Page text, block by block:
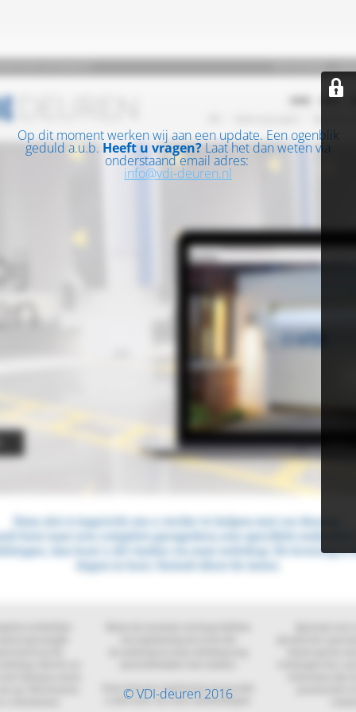
Op dit moment werken wij aan een update. Een ogenblik
geduld a.u.b. Heeft u vragen? Laat het dan weten via
onderstaand email adres:
info@vdi-deuren.nl
© VDI-deuren 2016